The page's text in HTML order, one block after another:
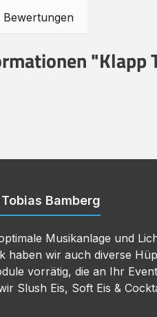
Bewertungen
"Klapp
Bamberg
Musikanlage und
haben wir auch diverse
vorrätig, die an Ihr
Slush Eis, Soft Eis &